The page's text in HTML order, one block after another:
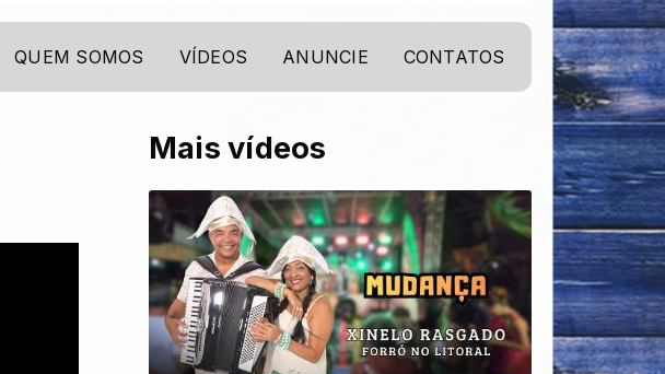
QUEM SOMOS VÍDEOS ANUNCIE CONTATOS
Mais vídeos